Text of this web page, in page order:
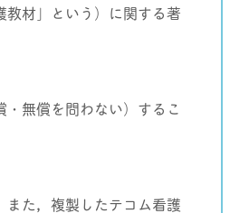
材」という）に関する著
無償を問わない）するこ
た，複製したテコム看護